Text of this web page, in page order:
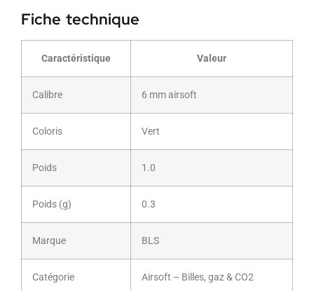
Fiche technique
Caractéristique Valeur
Calibre 6 mm airsoft
Coloris Vert
Poids 1.0
Poids (g) 0.3
Marque BLS
Catégorie Airsoft – Billes, gaz & CO2